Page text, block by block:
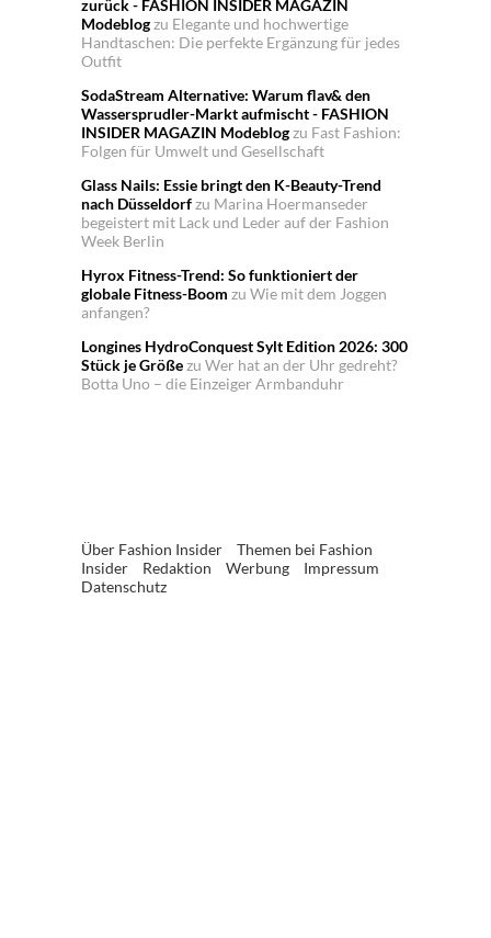
zurück - FASHION INSIDER MAGAZIN
Modeblogzu Elegante und hochwertige
Handtaschen: Die perfekte Ergänzung für jedes
Outfit
SodaStream Alternative: Warum flav& den
Wassersprudler-Markt aufmischt - FASHION
INSIDER MAGAZIN Modeblogzu Fast Fashion:
Folgen für Umwelt und Gesellschaft
Glass Nails: Essie bringt den K-Beauty-Trend
nach Düsseldorfzu Marina Hoermanseder
begeistert mit Lack und Leder auf der Fashion
Week Berlin
Hyrox Fitness-Trend: So funktioniert der
globale Fitness-Boom zu Wie mit dem Joggen
anfangen?
Longines HydroConquest Sylt Edition 2026: 300
Stück je Größezu Wer hat an der Uhr gedreht?
Botta Uno – die Einzeiger Armbanduhr
Über Fashion Insider
Themen bei Fashion
Insider
Redaktion Werbung
Impressum
Datenschutz